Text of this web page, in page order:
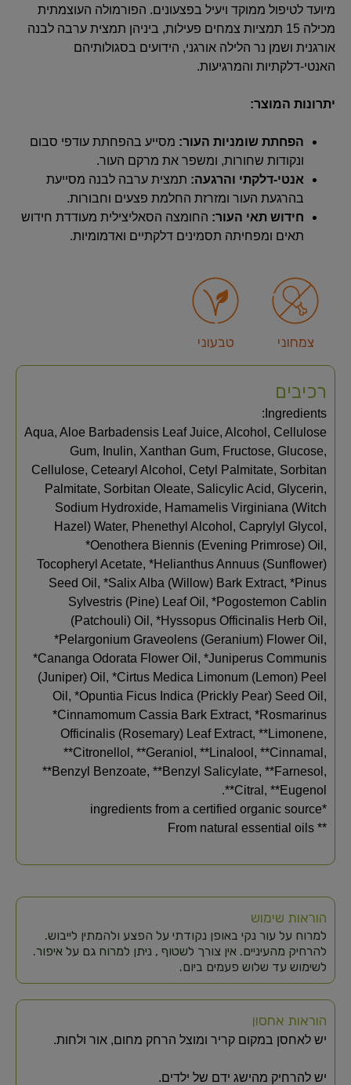
מיועד לטיפול ממוקד ויעיל בפצעונים. הפורמולה העוצמתית
מכילה 15 תמציות צמחים פעילות, ביניהן תמצית ערבה לבנה
אורגנית ושמן נר הלילה אורגני, הידועים בסגולותיהם
האנטי-דלקתיות והמרגיעות.
יתרונות המוצר:
הפחתת שומניות העור: מסייע בהפחתת עודפי סבום
ונקודות שחורות, ומשפר את מרקם העור.
אנטי-דלקתי והרגעה: תמצית ערבה לבנה מסייעת
בהרגעת העור ומזרזת החלמת פצעים וחבורות.
חידוש תאי העור: החומצה הסאליצילית מעודדת חידוש
תאים ומפחיתה תסמינים דלקתיים ואדמומיות.
צמחוני טבעוני
רכיבים
Ingredients:
Aqua, Aloe Barbadensis Leaf Juice, Alcohol, Cellulose
Gum, Inulin, Xanthan Gum, Fructose, Glucose,
Cellulose, Cetearyl Alcohol, Cetyl Palmitate, Sorbitan
Palmitate, Sorbitan Oleate, Salicylic Acid, Glycerin,
Sodium Hydroxide, Hamamelis Virginiana (Witch
Hazel) Water, Phenethyl Alcohol, Caprylyl Glycol,
*Oenothera Biennis (Evening Primrose) Oil,
Tocopheryl Acetate, *Helianthus Annuus (Sunflower)
Seed Oil, *Salix Alba (Willow) Bark Extract, *Pinus
Sylvestris (Pine) Leaf Oil, *Pogostemon Cablin
(Patchouli) Oil, *Hyssopus Officinalis Herb Oil,
*Pelargonium Graveolens (Geranium) Flower Oil,
*Cananga Odorata Flower Oil, *Juniperus Communis
(Juniper) Oil, *Cirtus Medica Limonum (Lemon) Peel
Oil, *Opuntia Ficus Indica (Prickly Pear) Seed Oil,
*Cinnamomum Cassia Bark Extract, *Rosmarinus
Officinalis (Rosemary) Leaf Extract, **Limonene,
**Citronellol, **Geraniol, **Linalool, **Cinnamal,
**Benzyl Benzoate, **Benzyl Salicylate, **Farnesol,
**Citral, **Eugenol.
*ingredients from a certified organic source
** From natural essential oils
הוראות שימוש
למרוח על עור נקי באופן נקודתי על הפצע ולהמתין לייבוש.
להרחיק מהעיניים. אין צורך לשטוף , ניתן למרוח גם על איפור.
לשימוש עד שלוש פעמים ביום.
הוראות אחסון
יש לאחסן במקום קריר ומוצל הרחק מחום, אור ולחות.
יש להרחיק מהישג ידם של ילדים.